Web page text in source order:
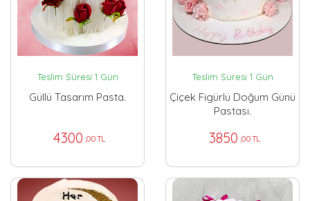
Teslim Süresi 1 Gün
Güllü Tasarım Pasta.
4300 ,00 TL
Teslim Süresi 1 Gün
Çiçek Figürlü Doğum Günü
Pastası.
3850 ,00 TL